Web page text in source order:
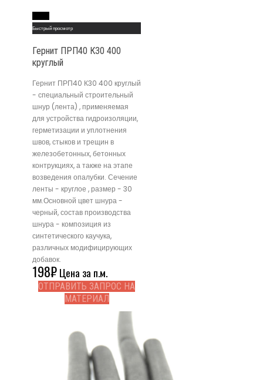
Быстрый просмотр
Гернит ПРП40 К30 400
круглый
Гернит ПРП40 К30 400 круглый
- специальный строительный
шнур (лента) , применяемая
для устройства гидроизоляции,
герметизации и уплотнения
швов, стыков и трещин в
железобетонных, бетонных
контрукциях, а также на этапе
возведения опалубки. Сечение
ленты - круглое , размер - 30
мм.Основной цвет шнура -
черный, состав производства
шнура - композиция из
синтетического каучука,
различных модифицирующих
добавок.
198₽Цена за п.м.
ОТПРАВИТЬ ЗАПРОС НА
МАТЕРИАЛ